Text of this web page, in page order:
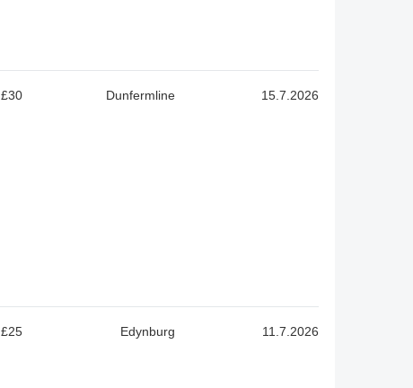
£30 Dunfermline 15.7.2026
£25 Edynburg 11.7.2026